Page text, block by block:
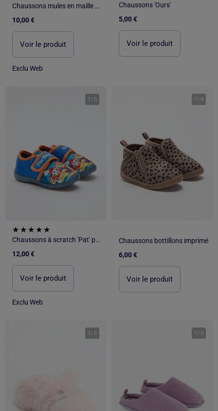
Chaussons mules en maille peluche
10,00 €
Voir le produit
Exclu Web
Chaussons 'Ours'
5,00 €
Voir le produit
1 / 5
Chaussons à scratch 'Pat' patrouille'
12,00 €
Voir le produit
Exclu Web
1 /4
Chaussons bottillons imprimé
6,00 €
Voir le produit
1 / 5 1 / 5